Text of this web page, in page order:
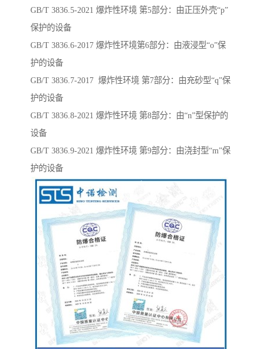
GB/T 3836.5-2021 爆炸性环境 第5部分：由正压外壳“p”
保护的设备
GB/T 3836.6-2017 爆炸性环境第6部分：由液浸型“o”保
护的设备
GB/T 3836.7-2017 爆炸性环境 第7部分：由充砂型“q”保
护的设备
GB/T 3836.8-2021 爆炸性环境 第8部分：由“n”型保护的
设备
GB/T 3836.9-2021 爆炸性环境 第9部分：由浇封型“m”保
护的设备